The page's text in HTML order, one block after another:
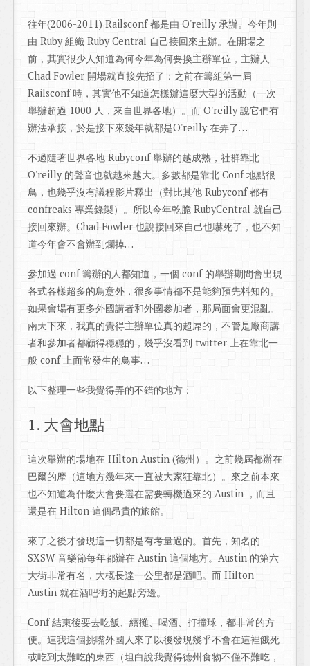
往年(2006-2011) Railsconf 都是由 O'reilly 承辦。今年則
由 Ruby 組織 Ruby Central 自己接回來主辦。在開場之
前，其實很少人知道為何今年為何要換主辦單位，主辦人
Chad Fowler 開場就直接先招了：之前在籌組第一屆
Railsconf 時，其實他不知道怎樣辦這麼大型的活動（一次
舉辦超過 1000 人，來自世界各地）。而 O'reilly 說它們有
辦法承接，於是接下來幾年就都是O'reilly 在弄了…
不過隨著世界各地 Rubyconf 舉辦的越成熟，社群靠北
O'reilly 的聲音也就越來越大。多數都是靠北 Conf 地點很
鳥，也幾乎沒有議程影片釋出（對比其他 Rubyconf 都有
confreaks 專業錄製）。所以今年乾脆 RubyCentral 就自己
接回來辦。Chad Fowler 也說接回來自己也嚇死了，也不知
道今年會不會辦到爛掉…
參加過 conf 籌辦的人都知道，一個 conf 的舉辦期間會出現
各式各樣超多的鳥意外，很多事情都不是能夠預先料知的。
如果會場有更多外國講者和外國參加者，那局面會更混亂。
兩天下來，我真的覺得主辦單位真的超屌的，不管是廠商講
者和參加者都顧得穩穩的，幾乎沒看到 twitter 上在靠北一
般 conf 上面常發生的鳥事…
以下整理一些我覺得弄的不錯的地方：
1. 大會地點
這次舉辦的場地在 Hilton Austin (德州）。之前幾屆都辦在
巴爾的摩（這地方幾年來一直被大家狂靠北）。來之前本來
也不知道為什麼大會要選在需要轉機過來的 Austin ，而且
還是在 Hilton 這個昂貴的旅館。
來了之後才發現這一切都是有考量過的。首先，知名的
SXSW 音樂節每年都辦在 Austin 這個地方。Austin 的第六
大街非常有名，大概長達一公里都是酒吧。而 Hilton
Austin 就在酒吧街的起點旁邊。
Conf 結束後要去吃飯、續攤、喝酒、打撞球，都非常的方
便。連我這個挑嘴外國人來了以後發現幾乎不會在這裡餓死
或吃到太難吃的東西（坦白說我覺得德州食物不僅不難吃，